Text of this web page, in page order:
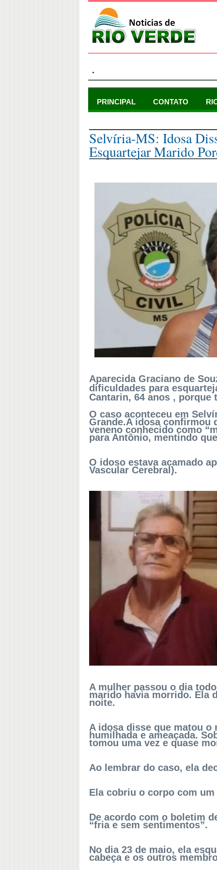
.
PRINCIPAL CONTATO
Selvíria-MS: Idosa
Esquartejar Marido
Aparecida Graciano de
dificuldades para
Cantarin, 64 anos ,
O caso aconteceu em
Grande.A idosa confirmou
veneno conhecido como
para Antônio, mentindo
O idoso estava acamado
Vascular Cerebral).
A mulher passou o dia
marido havia morrido. Ela
noite.
A idosa disse que matou o
humilhada e ameaçada.
tomou uma vez e quase
Ao lembrar do caso, ela
Ela cobriu o corpo com
De acordo com o boletim
“fria e sem sentimentos”.
No dia 23 de maio, ela
cabeça e os outros